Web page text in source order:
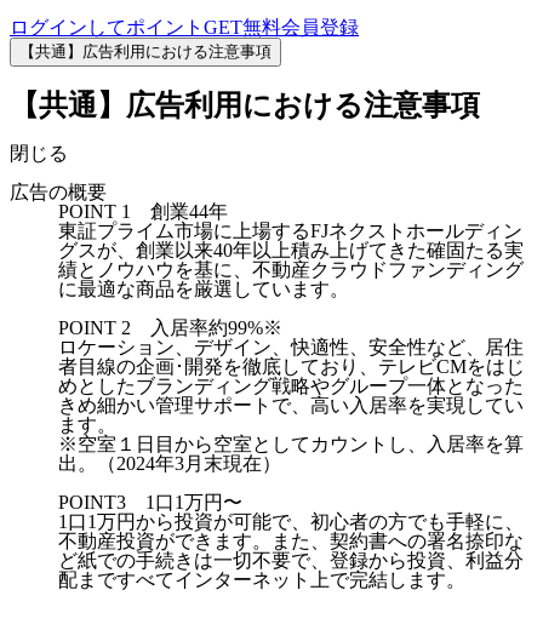
ログインしてポイントGET無料会員登録
【共通】広告利用における注意事項
【共通】広告利用における注意事項
閉じる
広告の概要
POINT 1 創業44年
東証プライム市場に上場するFJネクストホールディン
グスが、創業以来40年以上積み上げてきた確固たる実
績とノウハウを基に、不動産クラウドファンディング
に最適な商品を厳選しています。
POINT 2 入居率約99%※
ロケーション、デザイン、快適性、安全性など、居住
者目線の企画･開発を徹底しており、テレビCMをはじ
めとしたブランディング戦略やグループ一体となった
きめ細かい管理サポートで、高い入居率を実現してい
ます。
※空室１日目から空室としてカウントし、入居率を算
出。（2024年3月末現在）
POINT3 1口1万円〜
1口1万円から投資が可能で、初心者の方でも手軽に、
不動産投資ができます。また、契約書への署名捺印な
ど紙での手続きは一切不要で、登録から投資、利益分
配まですべてインターネット上で完結します。